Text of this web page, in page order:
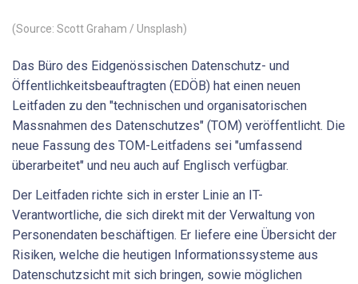
(Source: Scott Graham / Unsplash)
Das Büro des Eidgenössischen Datenschutz- und
Öffentlichkeitsbeauftragten (EDÖB) hat einen neuen
Leitfaden zu den "technischen und organisatorischen
Massnahmen des Datenschutzes" (TOM) veröffentlicht. Die
neue Fassung des TOM-Leitfadens sei "umfassend
überarbeitet" und neu auch auf Englisch verfügbar.
Der Leitfaden richte sich in erster Linie an IT-
Verantwortliche, die sich direkt mit der Verwaltung von
Personendaten beschäftigen. Er liefere eine Übersicht der
Risiken, welche die heutigen Informationssysteme aus
Datenschutzsicht mit sich bringen, sowie möglichen